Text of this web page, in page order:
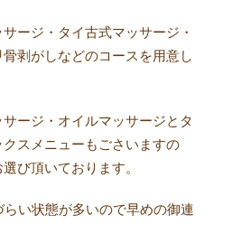
ージ・タイ古式マッサージ・
剥がしなどのコースを用意し
ージ・オイルマッサージとタ
スメニューもごさいますの
び頂いております。
い状態が多いので早めの御連